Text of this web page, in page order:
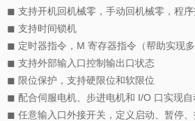
◼ 支持开机回机械零，手动回机械零，程
◼ 支持时间锁机
◼ 定时器指令，M 寄存器指令（帮助实现多
◼ 支持外部输入口控制输出口状态
◼ 限位保护，支持硬限位和软限位
◼ 配合伺服电机、步进电机和 I/O 口实现
◼ 任意输入口外接开关，定义启动、暂停